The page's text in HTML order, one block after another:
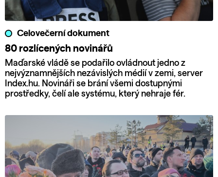
Celovečerní dokument
80 rozlícených novinářů
Maďarské vládě se podařilo ovládnout jedno z
nejvýznamnějších nezávislých médií v zemi, server
Index.hu. Novináři se brání všemi dostupnými
prostředky, čelí ale systému, který nehraje fér.